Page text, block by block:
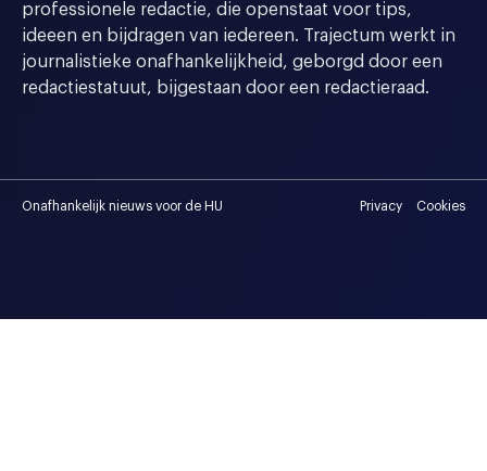
professionele redactie, die openstaat voor tips,
ideeen en bijdragen van iedereen. Trajectum werkt in
journalistieke onafhankelijkheid, geborgd door een
redactiestatuut, bijgestaan door een redactieraad.
Onafhankelijk nieuws voor de HU Privacy Cookies